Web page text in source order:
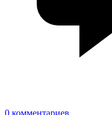
0 комментариев